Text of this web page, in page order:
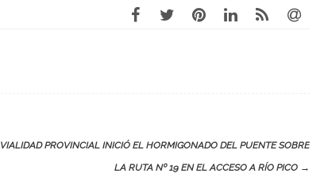
VIALIDAD PROVINCIAL INICIÓ EL HORMIGONADO DEL PUENTE SOBRE
LA RUTA Nº 19 EN EL ACCESO A RÍO PICO →